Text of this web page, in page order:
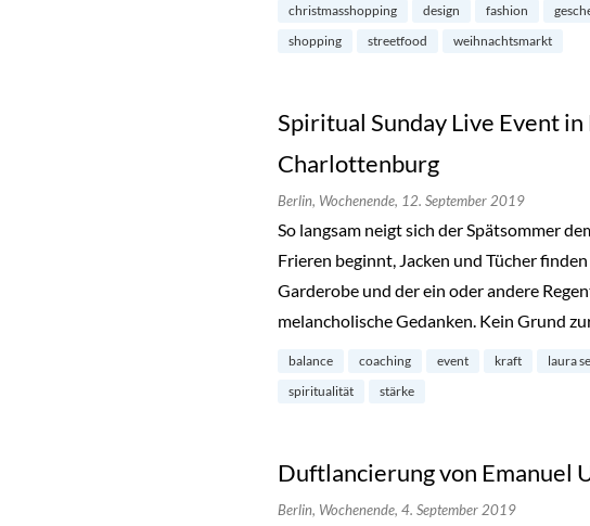
christmasshopping design fashion
shopping
streetfood weihnachtsmarkt
Spiritual Sunday Live Event
Charlottenburg
Berlin, Wochenende, 12. September 2019
So langsam neigt sich der Spätsommer
Frieren beginnt, Jacken und Tücher
Garderobe und der ein oder andere
melancholische Gedanken. Kein Grund
balance coaching event kraft laura
spiritualität
stärke
Duftlancierung von Emanuel
Berlin, Wochenende, 4. September 2019